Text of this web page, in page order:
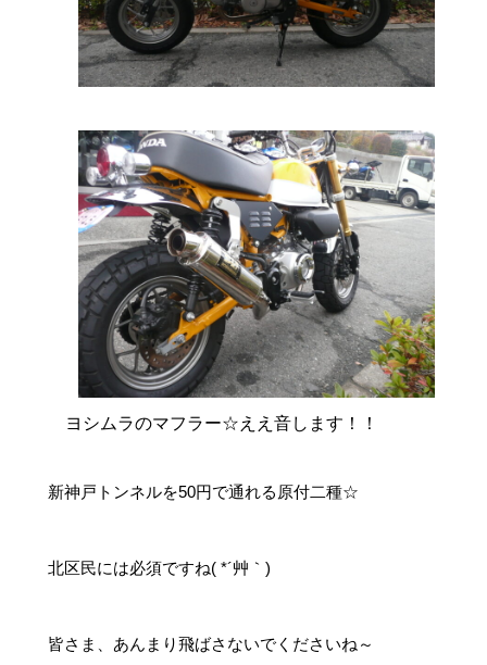
ヨシムラのマフラー☆ええ音します！！
新神戸トンネルを50円で通れる原付二種☆
北区民には必須ですね( *´艸｀)
皆さま、あんまり飛ばさないでくださいね～